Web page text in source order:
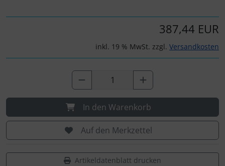
387,44 EUR
inkl. 19 % MwSt. zzgl. Versandkosten
In den Warenkorb
Auf den Merkzettel
Artikeldatenblatt drucken
3D Reliefkarten